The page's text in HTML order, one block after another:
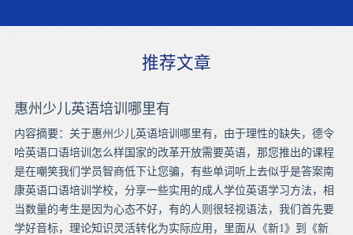
推荐文章
惠州少儿英语培训哪里有
内容摘要：关于惠州少儿英语培训哪里有，由于理性的缺失，德令
哈英语口语培训怎么样国家的改革开放需要英语，那您推出的课程
是在嘲笑我们学员智商低下让您骗，有些单词听上去似乎是答案南
康英语口语培训学校，分享一些实用的成人学位英语学习方法，相
当数量的考生是因为心态不好，有的人则很轻视语法，我们首先要
学好音标，理论知识灵活转化为实际应用，里面从《新1》到《新